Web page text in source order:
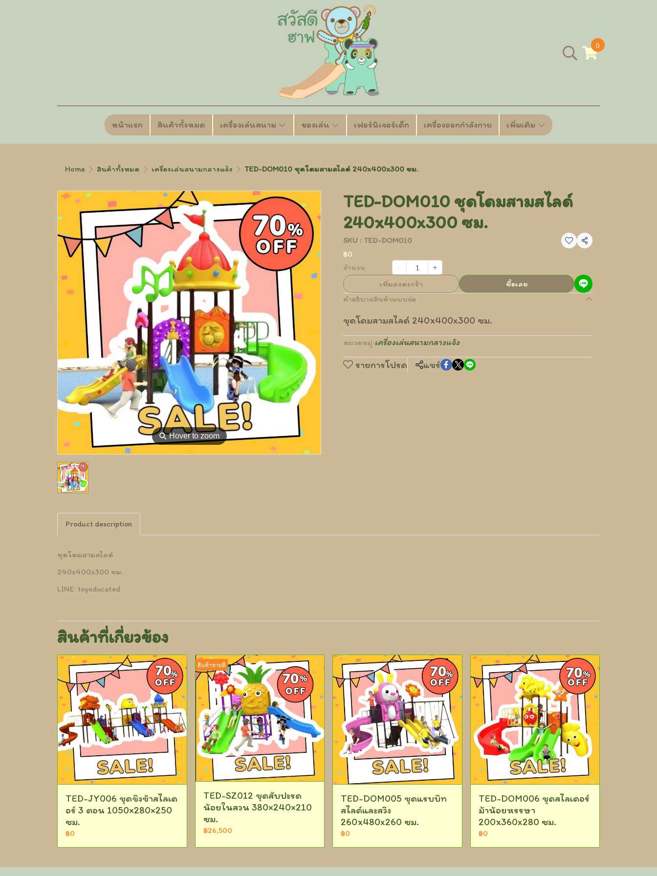
0
หน้าแรก สินค้าทั้งหมด เครื่องเล่นสนาม ของเล่น เฟอร์นิเจอร์เด็ก เครื่องออกกำลังกาย เพิ่มเติม
Home สินค้าทั้งหมด เครื่องเล่นสนามกลางแจ้ง TED-DOM010 ชุดโดมสามสไลด์ 240x400x300 ซม.
⚲Hover to zoom
TED-DOM010 ชุดโดมสามสไลด์
240x400x300 ซม.
SKU : TED-DOM010
แชร์
฿0
จำนวน
เพิ่มลงตะกร้า
ซื้อเลย
คำอธิบายสินค้าแบบย่อ
ชุดโดมสามสไลด์ 240x400x300 ซม.
หมวดหมู่:เครื่องเล่นสนามกลางแจ้ง
รายการโปรด แชร์
Product description
ชุดโดมสามสไลด์
240x400x300 ซม.
LINE: toyeducated
สินค้าที่เกี่ยวข้อง
TED-JY006 ชุดชิงช้าสไลเด
อร์ 3 ตอน 1050×280×250
ซม.
฿0
สินค้าขายดี
TED-SZ012 ชุดสับปะรด
น้อยในสวน 380×240×210
ซม.
฿26,500
TED-DOM005 ชุดแรบบิท
สไลด์และสวิง
260x480x260 ซม.
฿0
TED-DOM006 ชุดสไลเดอร์
ม้าน้อยหรรษา
200x360x280 ซม.
฿0